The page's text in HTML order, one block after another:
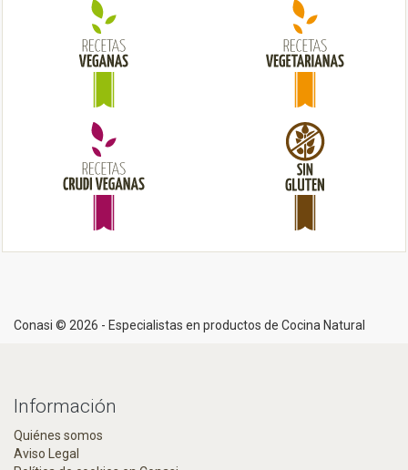
Conasi © 2026 - Especialistas en productos de Cocina Natural
Información
Quiénes somos
Aviso Legal